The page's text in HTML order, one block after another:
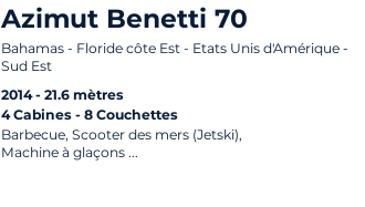
Azimut Benetti 70
Bahamas - Floride côte Est - Etats Unis d'Amérique -
Sud Est
2014
21.6 mètres
4 Cabines 8 Couchettes
Barbecue, Scooter des mers (Jetski),
Machine à glaçons